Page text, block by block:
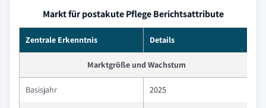
Markt für postakute Pflege Berichtsattribute
Zentrale Erkenntnis Details
Marktgröße und Wachstum
Basisjahr 2025